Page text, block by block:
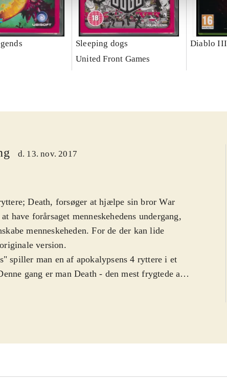
Sleeping dogs
United Front Games
Diablo III
d. 13. nov. 2017
Death, forsøger at hjælpe sin bror War
have forårsaget menneskehedens undergang,
menneskeheden. For de der kan lide
version.
spiller man en af apokalypsens 4 ryttere i et
gang er man Death - den mest frygtede af
at have startet armageddon, og samarbejdet
det originaleDarksiders II(Playstation 3) fra
- også målt op mod dagens standart. Det er